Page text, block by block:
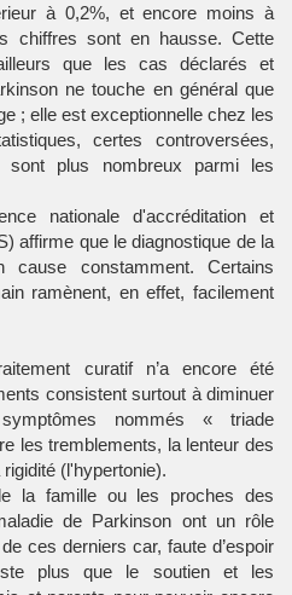
à 0,2%, et encore moins à
chiffres sont en hausse. Cette
que les cas déclarés et
ne touche en général que
; elle est exceptionnelle chez les
certes controversées,
sont plus nombreux parmi les
nationale d'accréditation et
affirme que le diagnostique de la
constamment. Certains
ramènent, en effet, facilement
curatif n’a encore été
consistent surtout à diminuer
nommés « triade
les tremblements, la lenteur des
(l'hypertonie).
la famille ou les proches des
de Parkinson ont un rôle
ces derniers car, faute d’espoir
plus que le soutien et les